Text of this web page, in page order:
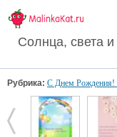
Солнца, света
Рубрика: С Днем